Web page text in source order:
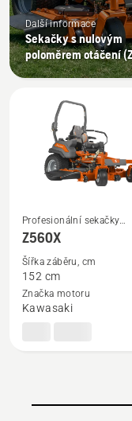
Další informace
Sekačky s nulovým
poloměrem otáčení
Zobrazit
více
informací
Z560X
Profesionální sekačky
s nulovým poloměrem
Z560X
Šířka záběru, cm
152 cm
Značka motoru
Kawasaki